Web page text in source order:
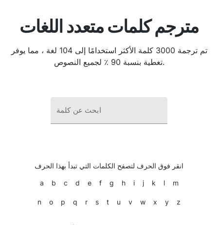
مترجم كلمات متعدد اللغات
تم ترجمة 3000 كلمة الأكثر استخدامًا إلى 104 لغة ، مما يوفر
تغطية بنسبة 90 ٪ لجميع النصوص.
ابحث عن كلمة
انقر فوق الحرف لتصفح الكلمات التي تبدأ بهذا الحرف
a b c d e f g h i j k l m
n o p q r s t u v w x y z